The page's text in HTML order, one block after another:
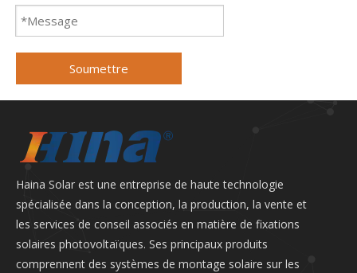
Soumettre
Haina Solar est une entreprise de haute technologie
spécialisée dans la conception, la production, la vente et
les services de conseil associés en matière de fixations
solaires photovoltaïques. Ses principaux produits
comprennent des systèmes de montage solaire sur les